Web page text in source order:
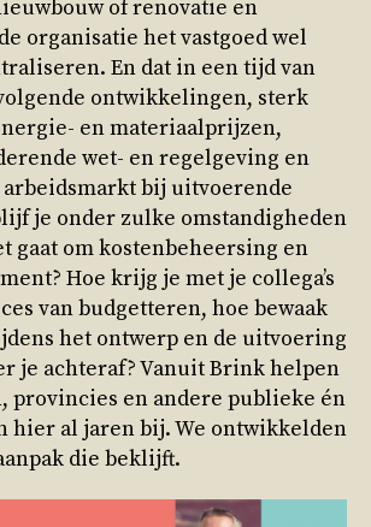
of renovatie en
organisatie het vastgoed wel
En dat in een tijd van
ontwikkelingen, sterk
en materiaalprijzen,
wet- en regelgeving en
bij uitvoerende
je onder zulke omstandigheden
gaat om kostenbeheersing en
Hoe krijg je met je collega’s
van budgetteren, hoe bewaak
het ontwerp en de uitvoering
je achteraf? Vanuit Brink helpen
provincies en andere publieke én
hier al jaren bij. We ontwikkelden
die beklijft.